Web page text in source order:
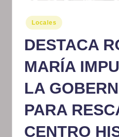
m
at
iv
o
Publicado
en
Locales
DESTACA
MARÍA
LA
PARA
CENTRO